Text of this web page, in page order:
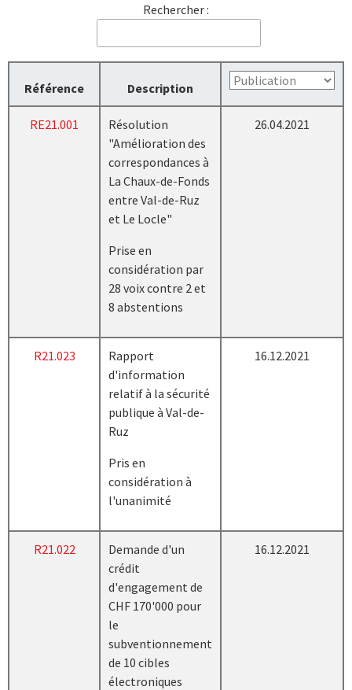
Rechercher :
Référence Description
RE21.001
Résolution
"Amélioration des
correspondances à
La Chaux-de-Fonds
entre Val-de-Ruz
et Le Locle"
Prise en
considération par
28 voix contre 2 et
8 abstentions
26.04.2021
R21.023
Rapport
d'information
relatif à la sécurité
publique à Val-de-
Ruz
Pris en
considération à
l'unanimité
16.12.2021
R21.022
Demande d'un
crédit
d'engagement de
CHF 170'000 pour
le
subventionnement
de 10 cibles
électroniques
16.12.2021